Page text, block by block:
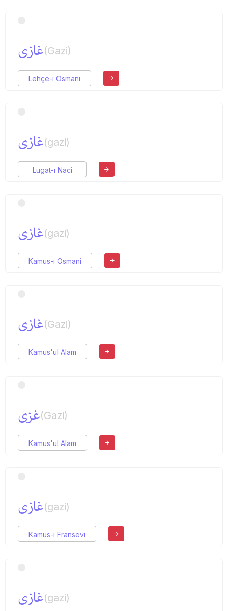
غازی(Gazi)
Lehçe-i Osmani
غازی(gazi)
Lugat-ı Naci
غازی(gazi)
Kamus-ı Osmani
غازی(Gazi)
Kamus'ul Alam
غزی(Gazi)
Kamus'ul Alam
غازی(gazi)
Kamus-ı Fransevi
غازی(gazi)